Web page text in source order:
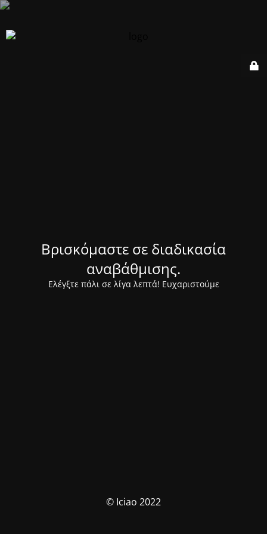
Βρισκόμαστε σε διαδικασία
αναβάθμισης.
Ελέγξτε πάλι σε λίγα λεπτά! Ευχαριστούμε
© Iciao 2022